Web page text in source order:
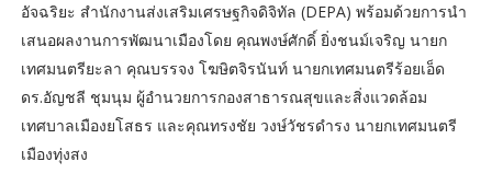
อัจฉริยะ สำนักงานส่งเสริมเศรษฐกิจดิจิทัล (DEPA) พร้อมด้วยการนำ
เสนอผลงานการพัฒนาเมืองโดย คุณพงษ์ศักดิ์ ยิ่งชนม์เจริญ นายก
เทศมนตรียะลา คุณบรรจง โฆษิตจิรนันท์ นายกเทศมนตรีร้อยเอ็ด
ดร.อัญชลี ชุมนุม ผู้อำนวยการกองสาธารณสุขและสิ่งแวดล้อม
เทศบาลเมืองยโสธร และคุณทรงชัย วงษ์วัชรดำรง นายกเทศมนตรี
เมืองทุ่งสง